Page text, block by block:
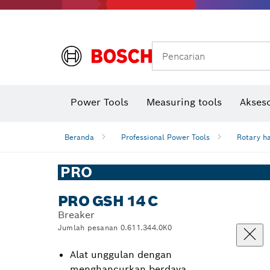
Pencarian
Power Tools Measuring tools
Beranda Professional Power Tools Rotary
PRO
PRO GSH 14 C
Breaker
Jumlah pesanan 0.611.344.0K0
Alat unggulan dengan